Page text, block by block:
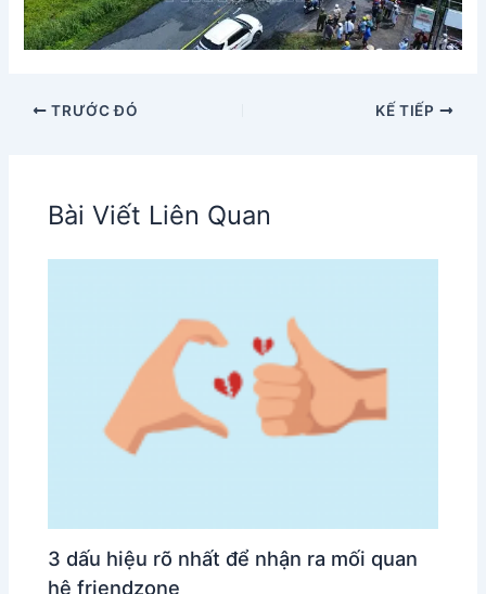
TRƯỚC ĐÓ KẾ TIẾP
Bài Viết Liên Quan
3 dấu hiệu rõ nhất để nhận ra mối quan
hệ friendzone